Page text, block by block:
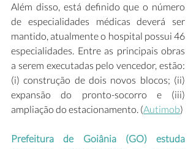
Além disso, está definido que o número
de especialidades médicas deverá ser
mantido, atualmente o hospital possui 46
especialidades. Entre as principais obras
a serem executadas pelo vencedor, estão:
(i) construção de dois novos blocos; (ii)
expansão do pronto-socorro e (iii)
ampliação do estacionamento. (Autimob)
Prefeitura de Goiânia (GO) estuda